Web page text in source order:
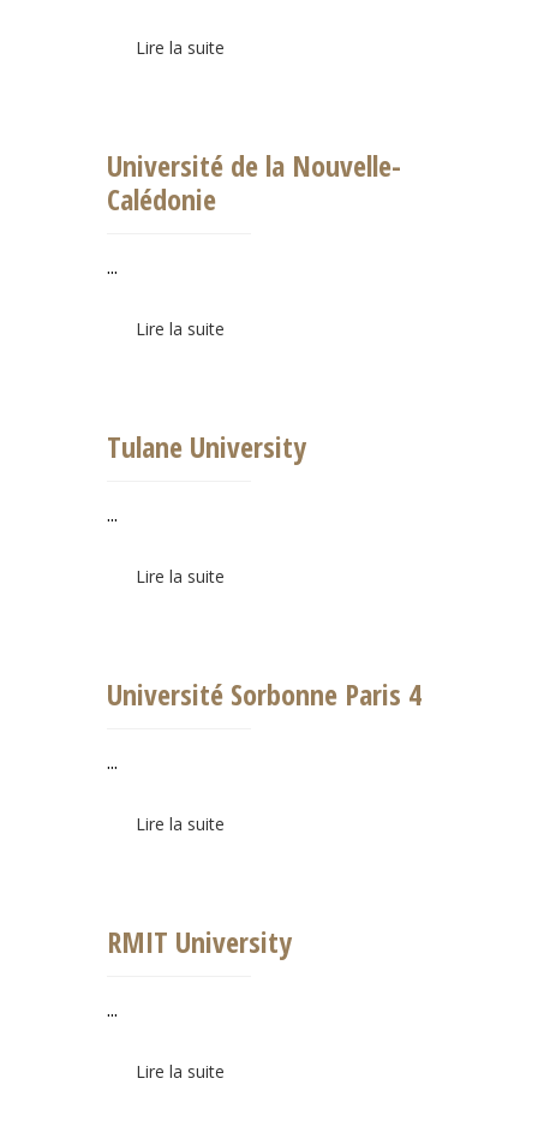
Lire la suite
Université de la Nouvelle-
Calédonie
...
Lire la suite
Tulane University
...
Lire la suite
Université Sorbonne Paris 4
...
Lire la suite
RMIT University
...
Lire la suite